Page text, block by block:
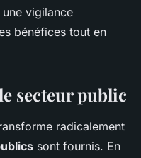
vigilance
bénéfices tout en
secteur public
radicalement
sont fournis. En